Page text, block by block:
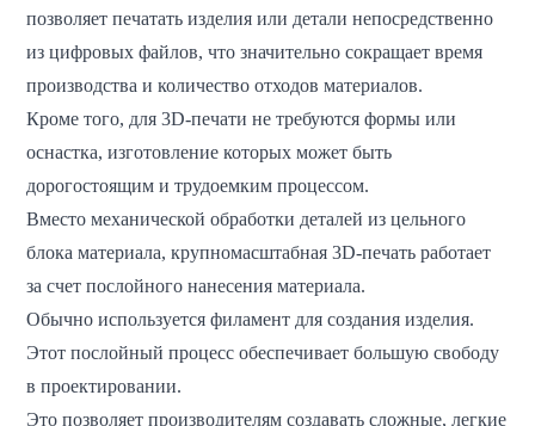
позволяет печатать изделия или детали непосредственно
из цифровых файлов, что значительно сокращает время
производства и количество отходов материалов.
Кроме того, для 3D-печати не требуются формы или
оснастка, изготовление которых может быть
дорогостоящим и трудоемким процессом.
Вместо механической обработки деталей из цельного
блока материала, крупномасштабная 3D-печать работает
за счет послойного нанесения материала.
Обычно используется филамент для создания изделия.
Этот послойный процесс обеспечивает большую свободу
в проектировании.
Это позволяет производителям создавать сложные, легкие